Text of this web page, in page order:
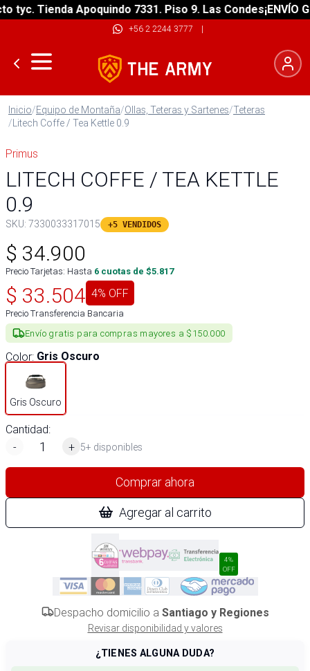
Tienda Apoquindo 7331. Piso 9. Las Condes¡ENVÍO
+56 2 2244 3777 |
Inicio/Equipo de Montaña/Ollas, Teteras y Sartenes/Teteras
/Litech Coffe / Tea Kettle 0.9
Primus
LITECH COFFE / TEA KETTLE
0.9
SKU: 7330033317015 +5 VENDIDOS
$ 34.900
Precio Tarjetas: Hasta 6 cuotas de $5.817
$ 33.504 4% OFF
Precio Transferencia Bancaria
Envío gratis para compras mayores a $150.000
Color: Gris Oscuro
Gris Oscuro
Cantidad:
-
+ 5+ disponibles
Comprar ahora
Agregar al carrito
4%
OFF
Despacho domicilio a Santiago y Regiones
Revisar disponibilidad y valores
¿TIENES ALGUNA DUDA?